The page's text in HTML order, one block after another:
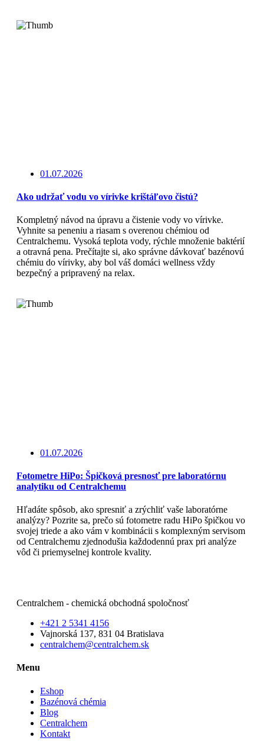
01.07.2026
Ako udržať vodu vo vírivke krištáľovo čistú?
Kompletný návod na úpravu a čistenie vody vo vírivke.
Vyhnite sa peneniu a riasam s overenou chémiou od
Centralchemu. Vysoká teplota vody, rýchle množenie baktérií
a otravná pena. Prečítajte si, ako správne dávkovať bazénovú
chémiu do vírivky, aby bol váš domáci wellness vždy
bezpečný a pripravený na relax.
01.07.2026
Fotometre HiPo: Špičková presnosť pre laboratórnu
analytiku od Centralchemu
Hľadáte spôsob, ako spresniť a zrýchliť vaše laboratórne
analýzy? Pozrite sa, prečo sú fotometre radu HiPo špičkou vo
svojej triede a ako vám v kombinácii s komplexným servisom
od Centralchemu zjednodušia každodennú prax pri analýze
vôd či priemyselnej kontrole kvality.
Centralchem - chemická obchodná spoločnosť
+421 2 5341 4156
Vajnorská 137, 831 04 Bratislava
centralchem@centralchem.sk
Menu
Eshop
Bazénová chémia
Blog
Centralchem
Kontakt